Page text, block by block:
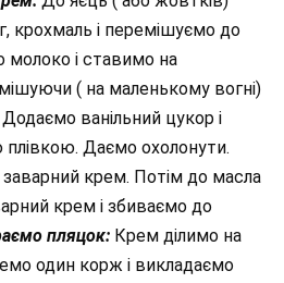
крохмаль і перемішуємо до
молоко і ставимо на
( на маленькому вогні)
ванільний цукор і
Даємо охолонути.
крем. Потім до масла
крем і збиваємо до
пляцок: Крем ділимо на
один корж і викладаємо